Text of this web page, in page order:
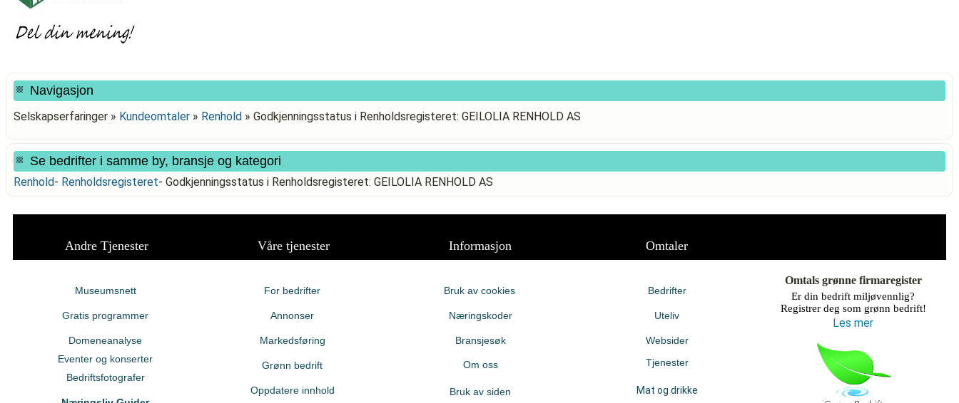
Navigasjon
Selskapserfaringer » Kundeomtaler » Renhold » Godkjenningsstatus i Renholdsregisteret: GEILOLIA RENHOLD AS
Se bedrifter i samme by, bransje og kategori
Renhold- Renholdsregisteret- Godkjenningsstatus i Renholdsregisteret: GEILOLIA RENHOLD AS
Andre Tjenester Våre tjenester Informasjon Omtaler
Museumsnett
Gratis programmer
Domeneanalyse
Eventer og konserter
Bedriftsfotografer
For bedrifter
Annonser
Markedsføring
Grønn bedrift
Oppdatere innhold
Bruk av cookies
Næringskoder
Bransjesøk
Om oss
Bruk av siden
Bedrifter
Uteliv
Websider
Tjenester
Mat og drikke
Omtals grønne firmaregister
Er din bedrift miljøvennlig?
Registrer deg som grønn bedrift!
Les mer